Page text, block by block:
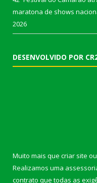
maratona de shows
2026
DESENVOLVIDO POR
Muito mais que criar site ou
Realizamos uma
contrato que todas as